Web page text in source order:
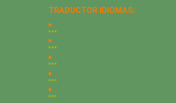
TRADUCTOR IDIOMAS: